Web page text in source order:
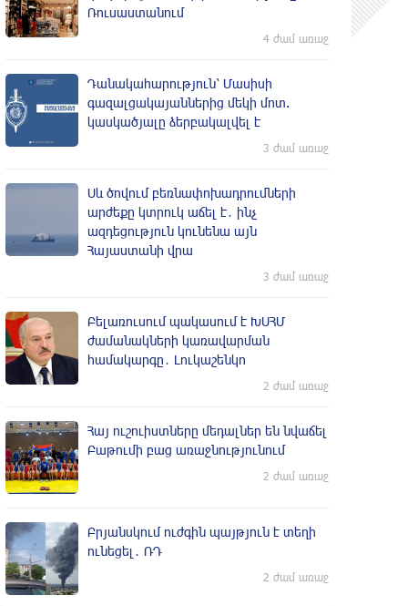
Ռուսաստանում
4 ժամ առաջ
Դանակահարություն՝ Մասիսի
գազալցակայաններից մեկի մոտ.
կասկածյալը ձերբակալվել է
3 ժամ առաջ
Սև ծովում բեռնափոխադրումների
արժեքը կտրուկ աճել է․ ինչ
ազդեցություն կունենա այն
Հայաստանի վրա
3 ժամ առաջ
Բելառուսում պակասում է ԽՍՀՄ
ժամանակների կառավարման
համակարգը․ Լուկաշենկո
2 ժամ առաջ
Հայ ուշուիստները մեդալներ են նվաճել
Բաթումի բաց առաջնությունում
2 ժամ առաջ
Բրյանսկում ուժգին պայթյուն է տեղի
ունեցել․ ՌԴ
2 ժամ առաջ